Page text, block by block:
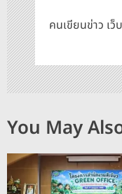
คนเขียนข่าว เ
You May